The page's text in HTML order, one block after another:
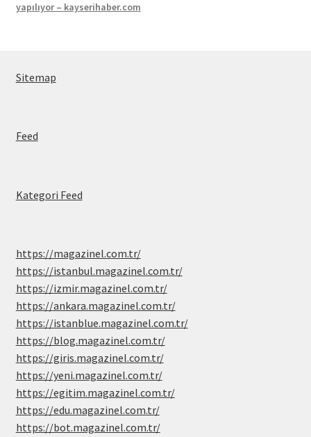
yapılıyor – kayserihaber.com
Sitemap
Feed
Kategori Feed
https://magazinel.com.tr/
https://istanbul.magazinel.com.tr/
https://izmir.magazinel.com.tr/
https://ankara.magazinel.com.tr/
https://istanblue.magazinel.com.tr/
https://blog.magazinel.com.tr/
https://giris.magazinel.com.tr/
https://yeni.magazinel.com.tr/
https://egitim.magazinel.com.tr/
https://edu.magazinel.com.tr/
https://bot.magazinel.com.tr/